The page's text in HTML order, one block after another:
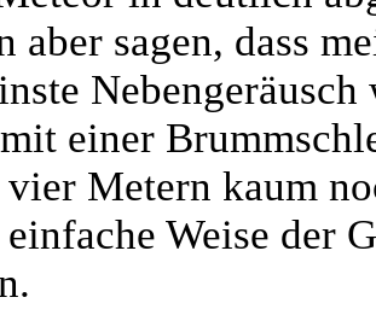
aber sagen, dass
einer
Metern kaum
Weise der